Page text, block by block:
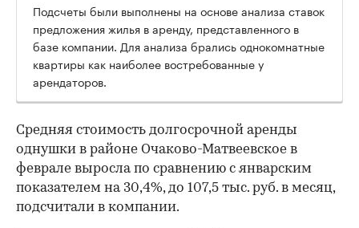
Подсчеты были выполнены на основе анализа ставок
предложения жилья в аренду, представленного в
базе компании. Для анализа брались однокомнатные
квартиры как наиболее востребованные у
арендаторов.
Средняя стоимость долгосрочной аренды
однушки в районе Очаково-Матвеевское в
феврале выросла по сравнению с январским
показателем на 30,4%, до 107,5 тыс. руб. в месяц,
подсчитали в компании.